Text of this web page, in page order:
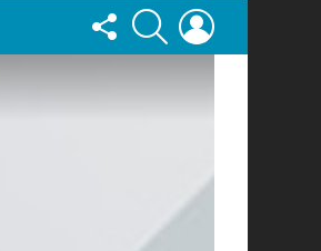
FOLLOW
US
SEARCH